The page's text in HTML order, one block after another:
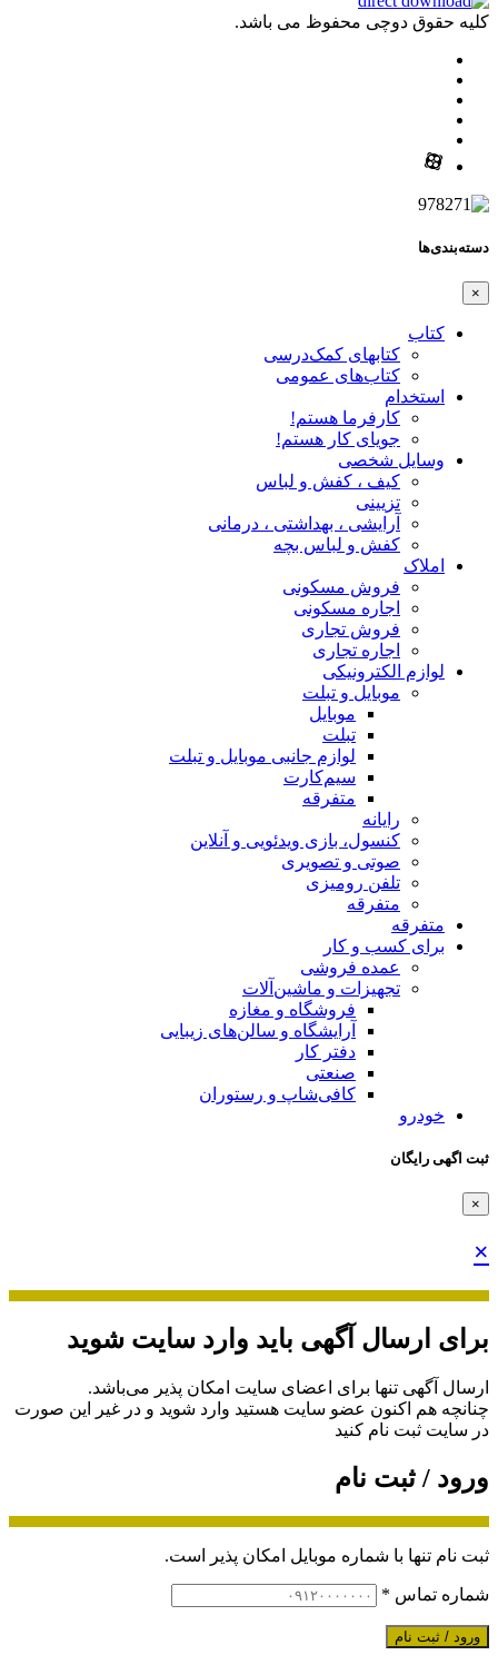
کلیه حقوق دوچی محفوظ می باشد.
دسته‌بندی‌ها
×
کتاب
کتابهای کمک‌درسی
کتاب‌های عمومی
استخدام
کارفرما هستم!
جویای کار هستم!
وسایل شخصی
کیف ، کفش و لباس
تزیینی
آرایشی ، بهداشتی ، درمانی
کفش و لباس بچه
املاک
فروش مسکونی
اجاره مسکونی
فروش تجاری
اجاره تجاری
لوازم الکترونیکی
موبایل و تبلت
موبایل
تبلت
لوازم جانبی موبایل و تبلت
سیم‌کارت
متفرقه
رایانه
کنسول، بازی‌ ویدئویی و آنلاین
صوتی و تصویری
تلفن رومیزی
متفرقه
متفرقه
برای کسب و کار
عمده فروشی
تجهیزات و ماشین‌آلات
فروشگاه و مغازه
آرایشگاه و سالن‌های زیبایی
دفتر کار
صنعتی
کافی‌شاپ و رستوران
خودرو
ثبت اگهی رایگان
×
×
برای ارسال آگهی باید وارد سایت شوید
ارسال آگهی تنها برای اعضای سایت امکان پذیر می‌باشد.
چنانچه هم‌ اکنون عضو سایت هستید وارد شوید و در غیر این صورت
در سایت ثبت نام کنید
ورود / ثبت نام
ثبت نام تنها با شماره موبایل امکان پذیر است.
شماره تماس *
ورود / ثبت نام